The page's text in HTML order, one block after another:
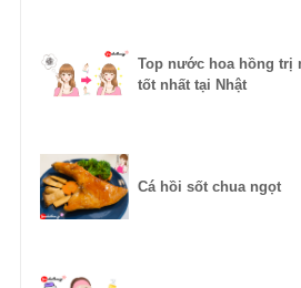
Top nước hoa hồng trị
tốt nhất tại Nhật
Cá hồi sốt chua ngọt